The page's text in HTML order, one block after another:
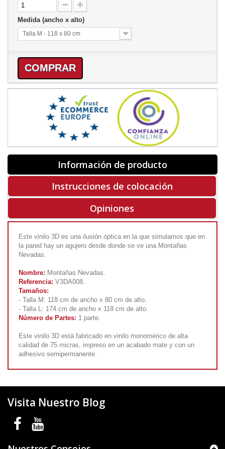
Medida (ancho x alto)
Talla M - 118 x 80 cm
COMPRAR
Información de producto
Instrucciones de colocación
Opiniones
Este vinilo 3D es una ilusión óptica en la que simulamos que en
la pared hay un agujero desde donde se ve una Montañas
Nevadas.
Nombre: Montañas Nevadas.
Referencia: V3DA008.
Tamaños:
- Talla M: 118 cm de ancho x 80 cm de alto.
- Talla L: 174 cm de ancho x 118 cm de alto.
Número de Partes: 1 parte.
Este vinilo 3D está fabricado en vinilo monomérico de alta
calidad de 75 micras, impreso en un acabado mate y con un
adhesivo semipermanente.
Visita Nuestro Blog